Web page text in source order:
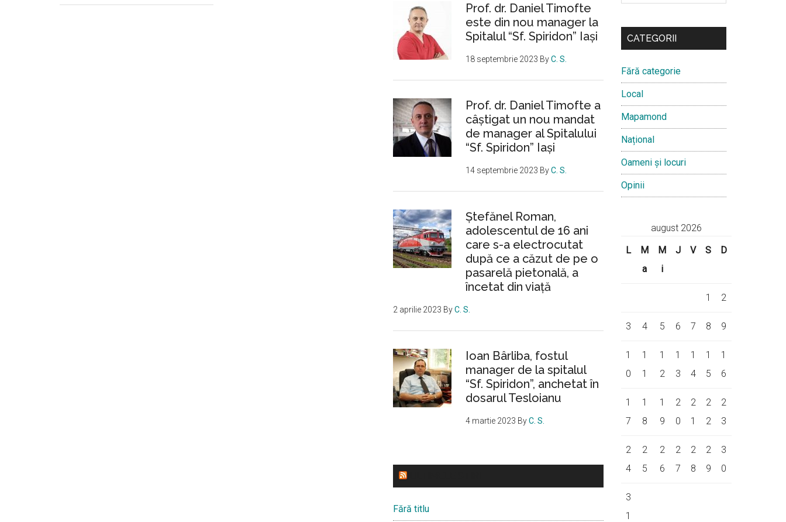
Prof. dr. Daniel Timofte
este din nou manager la
Spitalul “Sf. Spiridon” Iaşi
18 septembrie 2023 ByC. S.
Prof. dr. Daniel Timofte a
câștigat un nou mandat
de manager al Spitalului
“Sf. Spiridon” Iași
14 septembrie 2023 ByC. S.
Ştefănel Roman,
adolescentul de 16 ani
care s-a electrocutat
după ce a căzut de pe o
pasarelă pietonală, a
încetat din viață
2 aprilie 2023 ByC. S.
Ioan Bârliba, fostul
manager de la spitalul
“Sf. Spiridon”, anchetat în
dosarul Tesloianu
4 martie 2023 ByC. S.
Fără titlu
CATEGORII
Fără categorie
Local
Mapamond
Național
Oameni și locuri
Opinii
august 2026
L
M
a
M
i
J V S D
1 2
3 4 5 6 7 8 9
1
0
1
1
1
2
1
3
1
4
1
5
1
6
1
7
1
8
1
9
2
0
2
1
2
2
2
3
2
4
2
5
2
6
2
7
2
8
2
9
3
0
3
1